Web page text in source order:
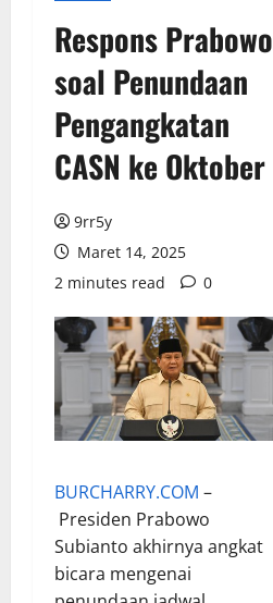
Respons Prabowo
soal Penundaan
Pengangkatan
CASN ke Oktober
9rr5y
Maret 14, 2025
2 minutes read
0
BURCHARRY.COM –
Presiden Prabowo
Subianto akhirnya angkat
bicara mengenai